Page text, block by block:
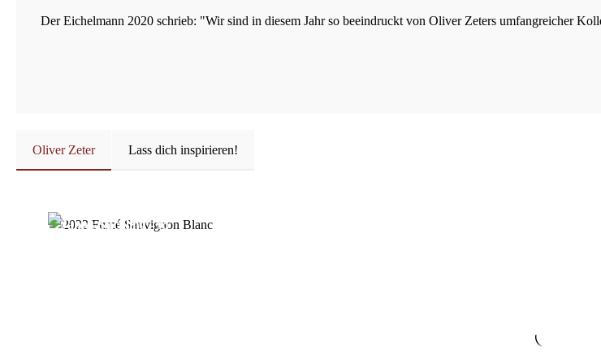
Der Eichelmann 2020 schrieb: "Wir sind in diesem Jahr so beeindruckt von Oliver Zeters umfangreicher
Oliver Zeter Lass dich inspirieren!